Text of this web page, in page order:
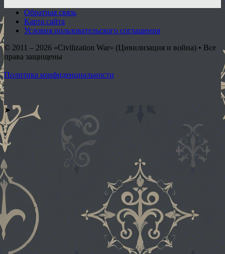
Обратная связь
Карта сайта
Условия пользовательского соглашения
© 2011 – 2026 «Civilization War» (Цивилизация и война) • Все
права защищены
Политика конфиденциальности
➤